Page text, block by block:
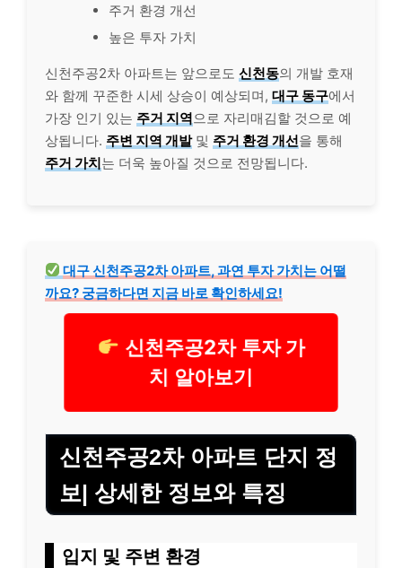
주거 환경 개선
높은 투자 가치
신천주공2차 아파트는 앞으로도 신천동의 개발 호재
와 함께 꾸준한 시세 상승이 예상되며, 대구 동구에서
가장 인기 있는 주거 지역으로 자리매김할 것으로 예
상됩니다. 주변 지역 개발및 주거 환경 개선을 통해
주거 가치는 더욱 높아질 것으로 전망됩니다.
대구 신천주공2차 아파트, 과연 투자 가치는 어떨
까요? 궁금하다면 지금 바로 확인하세요!
신천주공2차 투자 가
치 알아보기
신천주공2차 아파트 단지 정
보| 상세한 정보와 특징
입지 및 주변 환경